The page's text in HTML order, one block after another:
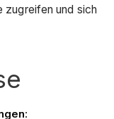
zugreifen und sich
: